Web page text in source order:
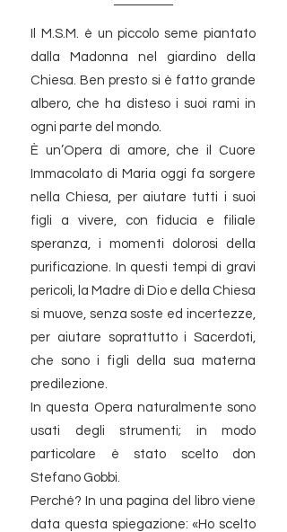
Il M.S.M. è un piccolo seme piantato
dalla Madonna nel giardino della
Chiesa. Ben presto si è fatto grande
albero, che ha disteso i suoi rami in
ogni parte del mondo.
​È un’Opera di amore, che il Cuore
Immacolato di Maria oggi fa sorgere
nella Chiesa, per aiutare tutti i suoi
figli a vivere, con fiducia e filiale
speranza, i momenti dolorosi della
purificazione. In questi tempi di gravi
pericoli, la Madre di Dio e della Chiesa
si muove, senza soste ed incertezze,
per aiutare soprattutto i Sacerdoti,
che sono i figli della sua materna
predilezione.
In questa Opera naturalmente sono
usati degli strumenti; in modo
particolare è stato scelto don
Stefano Gobbi.
Perché? In una pagina del libro viene
data questa spiegazione: «Ho scelto